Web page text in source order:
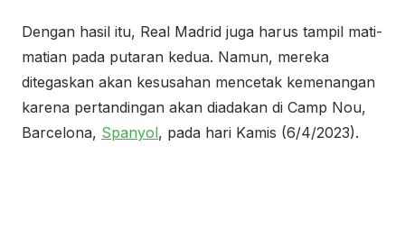
Dengan hasil itu, Real Madrid juga harus tampil mati-
matian pada putaran kedua. Namun, mereka
ditegaskan akan kesusahan mencetak kemenangan
karena pertandingan akan diadakan di Camp Nou,
Barcelona, Spanyol, pada hari Kamis (6/4/2023).